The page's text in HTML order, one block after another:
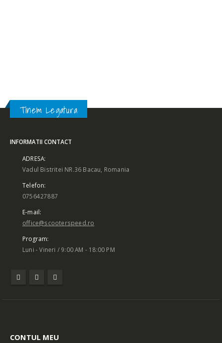
Vadul Bistritei NR.36 Bacau, Romania
0756427887
E-mail:
office@scooterspeed.ro
Program:
Luni - Vineri / 9:00 AM - 18:00 PM
CONTUL MEU